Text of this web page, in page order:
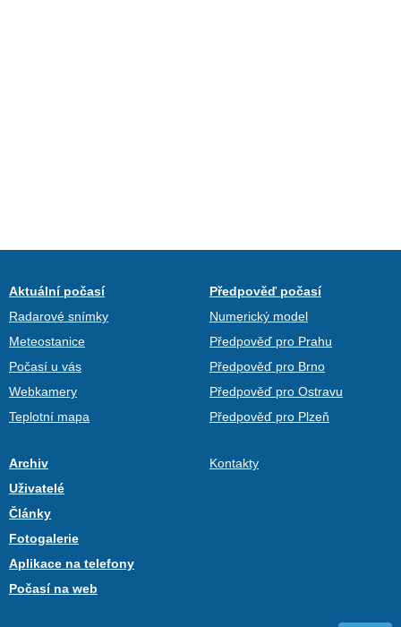
Aktuální počasí
Radarové snímky
Meteostanice
Počasí u vás
Webkamery
Teplotní mapa
Předpověď počasí
Numerický model
Předpověď pro Prahu
Předpověď pro Brno
Předpověď pro Ostravu
Předpověď pro Plzeň
Archiv
Uživatelé
Články
Fotogalerie
Aplikace na telefony
Počasí na web
Kontakty